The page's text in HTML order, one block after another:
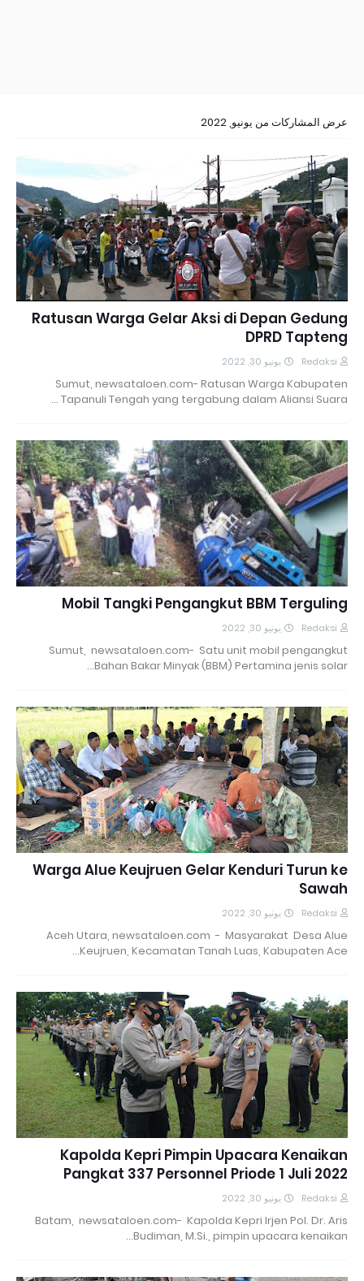
عرض المشاركات من يونيو, 2022
Ratusan Warga Gelar Aksi di Depan Gedung
DPRD Tapteng
Redaksi يونيو 30, 2022
Sumut, newsataloen.com- Ratusan Warga Kabupaten
Tapanuli Tengah yang tergabung dalam Aliansi Suara …
Mobil Tangki Pengangkut BBM Terguling
Redaksi يونيو 30, 2022
Sumut, newsataloen.com- Satu unit mobil pengangkut
Bahan Bakar Minyak (BBM) Pertamina jenis solar…
Warga Alue Keujruen Gelar Kenduri Turun ke
Sawah
Redaksi يونيو 30, 2022
Aceh Utara, newsataloen.com - Masyarakat Desa Alue
Keujruen, Kecamatan Tanah Luas, Kabupaten Ace…
Kapolda Kepri Pimpin Upacara Kenaikan
Pangkat 337 Personnel Priode 1 Juli 2022
Redaksi يونيو 30, 2022
Batam, newsataloen.com- Kapolda Kepri Irjen Pol. Dr. Aris
Budiman, M.Si., pimpin upacara kenaikan…